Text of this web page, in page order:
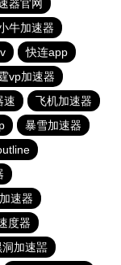
器官网
牛加速器
快连app
vp加速器
速
飞机加速器
暴雪加速器
速器
度器
洞加速噐